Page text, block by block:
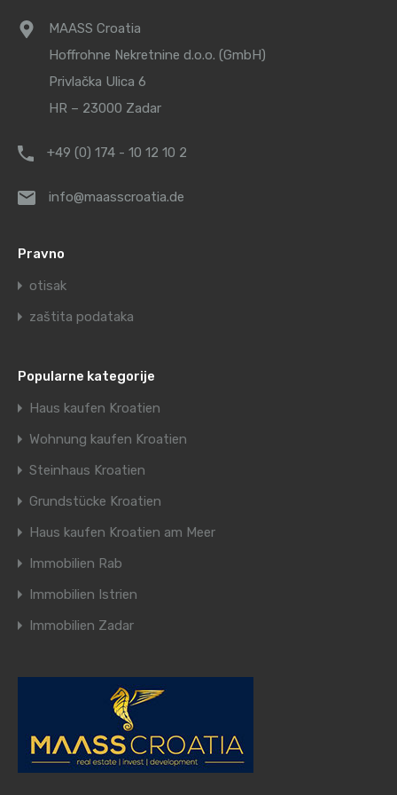
MAASS Croatia
Hoffrohne Nekretnine d.o.o. (GmbH)
Privlačka Ulica 6
HR – 23000 Zadar
+49 (0) 174 - 10 12 10 2
info@maasscroatia.de
Pravno
otisak
zaštita podataka
Popularne kategorije
Haus kaufen Kroatien
Wohnung kaufen Kroatien
Steinhaus Kroatien
Grundstücke Kroatien
Haus kaufen Kroatien am Meer
Immobilien Rab
Immobilien Istrien
Immobilien Zadar